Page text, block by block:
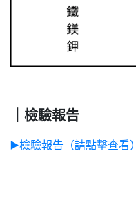
｜檢驗報告
▶️檢驗報告（請點擊查看）